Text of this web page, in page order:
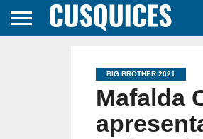
BIG BROTHER 2021
Mafalda